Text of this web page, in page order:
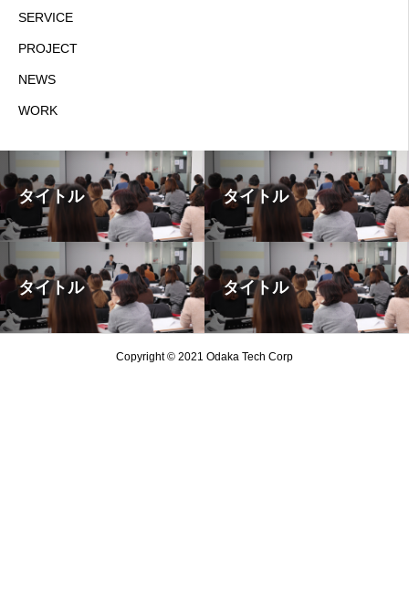
SERVICE
PROJECT
NEWS
WORK
タイトル タイトル
タイトル タイトル
Copyright © 2021 Odaka Tech Corp